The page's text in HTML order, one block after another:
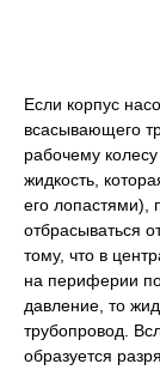
Если корпус
всасывающего
рабочему
жидкость,
его лопастями),
отбрасываться
тому, что в
на периферии
давление, то
трубопровод.
образуется